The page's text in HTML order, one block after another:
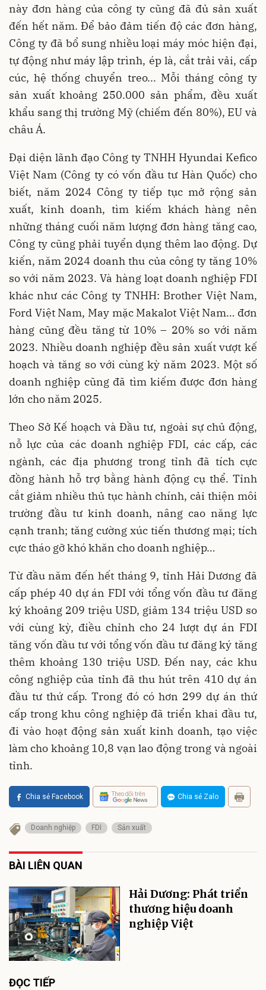
này đơn hàng của công ty cũng đã đủ sản xuất
đến hết năm. Để bảo đảm tiến độ các đơn hàng,
Công ty đã bổ sung nhiều loại máy móc hiện đại,
tự động như máy lập trình, ép là, cắt trải vải, cấp
cúc, hệ thống chuyển treo... Mỗi tháng công ty
sản xuất khoảng 250.000 sản phẩm, đều xuất
khẩu sang thị trường Mỹ (chiếm đến 80%), EU và
châu Á.
Đại diện lãnh đạo Công ty TNHH Hyundai Kefico
Việt Nam (Công ty có vốn đầu tư Hàn Quốc) cho
biết, năm 2024 Công ty tiếp tục mở rộng sản
xuất, kinh doanh, tìm kiếm khách hàng nên
những tháng cuối năm lượng đơn hàng tăng cao,
Công ty cũng phải tuyển dụng thêm lao động. Dự
kiến, năm 2024 doanh thu của công ty tăng 10%
so với năm 2023. Và hàng loạt doanh nghiệp FDI
khác như các Công ty TNHH: Brother Việt Nam,
Ford Việt Nam, May mặc Makalot Việt Nam… đơn
hàng cũng đều tăng từ 10% – 20% so với năm
2023. Nhiều doanh nghiệp đều sản xuất vượt kế
hoạch và tăng so với cùng kỳ năm 2023. Một số
doanh nghiệp cũng đã tìm kiếm được đơn hàng
lớn cho năm 2025.
Theo Sở Kế hoạch và Đầu tư, ngoài sự chủ động,
nỗ lực của các doanh nghiệp FDI, các cấp, các
ngành, các địa phương trong tỉnh đã tích cực
đồng hành hỗ trợ bằng hành động cụ thể. Tỉnh
cắt giảm nhiều thủ tục hành chính, cải thiện môi
trường đầu tư kinh doanh, nâng cao năng lực
cạnh tranh; tăng cường xúc tiến thương mại; tích
cực tháo gỡ khó khăn cho doanh nghiệp…
Từ đầu năm đến hết tháng 9, tỉnh Hải Dương đã
cấp phép 40 dự án FDI với tổng vốn đầu tư đăng
ký khoảng 209 triệu USD, giảm 134 triệu USD so
với cùng kỳ, điều chỉnh cho 24 lượt dự án FDI
tăng vốn đầu tư với tổng vốn đầu tư đăng ký tăng
thêm khoảng 130 triệu USD. Đến nay, các khu
công nghiệp của tỉnh đã thu hút trên 410 dự án
đầu tư thứ cấp. Trong đó có hơn 299 dự án thứ
cấp trong khu công nghiệp đã triển khai đầu tư,
đi vào hoạt động sản xuất kinh doanh, tạo việc
làm cho khoảng 10,8 vạn lao động trong và ngoài
tỉnh.
Chia sẻ Facebook Theo dõi trên Chia sẻ Zalo
Doanh nghiệp FDI Sản xuất
BÀI LIÊN QUAN
Hải Dương: Phát triển
thương hiệu doanh
nghiệp Việt
ĐỌC TIẾP